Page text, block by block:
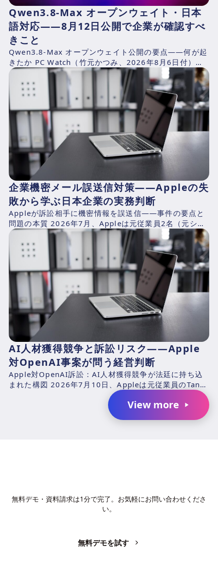
Qwen3.8-Max オープンウェイト・日本
語対応——8月12日公開で企業が確認すべ
きこと
Qwen3.8-Max オープンウェイト公開の要点——何が起
きたか PC Watch（竹元かつみ、2026年8月6日付）の
報道によれば、AlibabaのQwen...
企業機密メール誤送信対策——Appleの失
敗から学ぶ日本企業の実務判断
Appleが訴訟相手に機密情報を誤送信——事件の要点と
問題の本質 2026年7月、Appleは元従業員2名（元シニ
アシステムズエンジニアのChang Liuおよ...
AI人材獲得競争と訴訟リスク――Apple
対OpenAI事案が問う経営判断
Apple対OpenAI訴訟：AI人材獲得競争が法廷に持ち込
まれた構図 2026年7月10日、Appleは元従業員のTang
View more
無料デモ・資料請求は1分で完了。お気軽にお問い合わせくださ
い。
無料デモを試す